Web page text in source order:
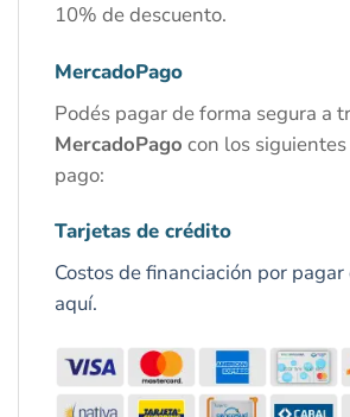
10% de descuento.
MercadoPago
Podés pagar de forma segura a
MercadoPago con los
pago:
Tarjetas de crédito
Costos de financiación por pagar
aquí.